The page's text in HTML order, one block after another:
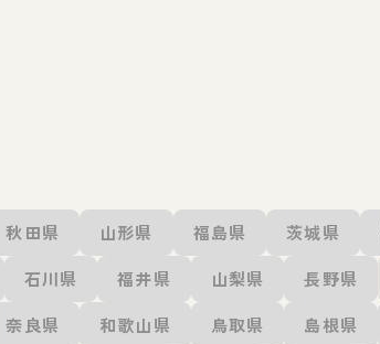
秋田県 山形県 福島県 茨城県
石川県 福井県 山梨県 長野県
奈良県 和歌山県 鳥取県 島根県